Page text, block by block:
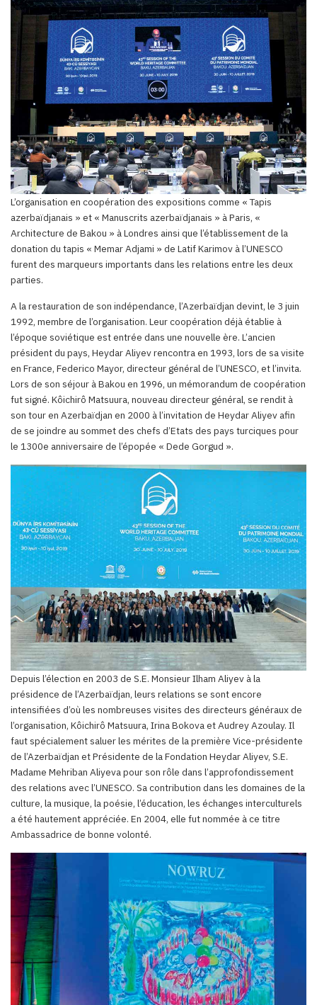
L’organisation en coopération des expositions comme « Tapis
azerbaïdjanais » et « Manuscrits azerbaïdjanais » à Paris, «
Architecture de Bakou » à Londres ainsi que l’établissement de la
donation du tapis « Memar Adjami » de Latif Karimov à l’UNESCO
furent des marqueurs importants dans les relations entre les deux
parties.
A la restauration de son indépendance, l’Azerbaïdjan devint, le 3 juin
1992, membre de l’organisation. Leur coopération déjà établie à
l’époque soviétique est entrée dans une nouvelle ère. L’ancien
président du pays, Heydar Aliyev rencontra en 1993, lors de sa visite
en France, Federico Mayor, directeur général de l’UNESCO, et l’invita.
Lors de son séjour à Bakou en 1996, un mémorandum de coopération
fut signé. Kôichirô Matsuura, nouveau directeur général, se rendit à
son tour en Azerbaïdjan en 2000 à l’invitation de Heydar Aliyev afin
de se joindre au sommet des chefs d’Etats des pays turciques pour
le 1300e anniversaire de l’épopée « Dede Gorgud ».
Depuis l’élection en 2003 de S.E. Monsieur Ilham Aliyev à la
présidence de l’Azerbaïdjan, leurs relations se sont encore
intensifiées d’où les nombreuses visites des directeurs généraux de
l’organisation, Kôichirô Matsuura, Irina Bokova et Audrey Azoulay. Il
faut spécialement saluer les mérites de la première Vice-présidente
de l’Azerbaïdjan et Présidente de la Fondation Heydar Aliyev, S.E.
Madame Mehriban Aliyeva pour son rôle dans l’approfondissement
des relations avec l’UNESCO. Sa contribution dans les domaines de la
culture, la musique, la poésie, l’éducation, les échanges interculturels
a été hautement appréciée. En 2004, elle fut nommée à ce titre
Ambassadrice de bonne volonté.